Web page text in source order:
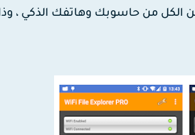
الكل من حاسوبك وهاتفك الذكي ،